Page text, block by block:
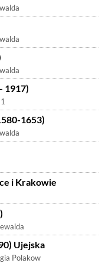
1917)
1653)
i Krakowie
Ujejska
Polakow